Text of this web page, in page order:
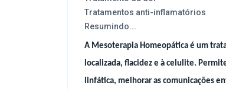
Tratamentos anti-inflamatórios
Resumindo...
A Mesoterapia Homeopática é um
localizada, flacidez e à celulite.
linfática, melhorar as comunicações